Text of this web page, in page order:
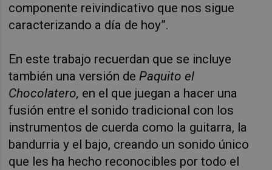
componente reivindicativo que nos sigue
caracterizando a día de hoy”.
En este trabajo recuerdan que se incluye
también una versión dePaquito el
Chocolatero, en el que juegan a hacer una
fusión entre el sonido tradicional con los
instrumentos de cuerda como la guitarra, la
bandurria y el bajo, creando un sonido único
que les ha hecho reconocibles por todo el